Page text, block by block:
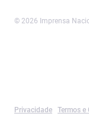
© 2026 Imprensa
Privacidade Termos e